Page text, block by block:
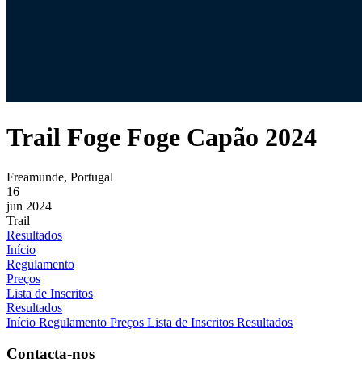
Trail Foge Foge Capão 2024
Freamunde, Portugal
16
jun 2024
Trail
Resultados
Início
Regulamento
Preços
Lista de Inscritos
Resultados
Início Regulamento Preços Lista de Inscritos Resultados
Contacta-nos